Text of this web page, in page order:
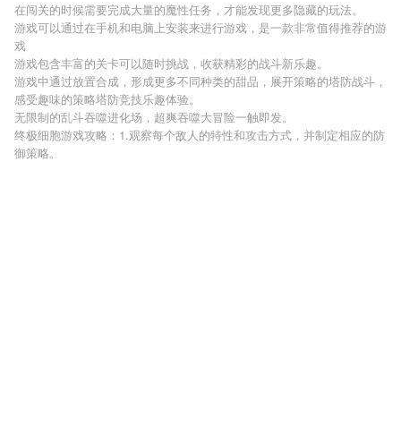
在闯关的时候需要完成大量的魔性任务，才能发现更多隐藏的玩法。
游戏可以通过在手机和电脑上安装来进行游戏，是一款非常值得推荐的游
戏
游戏包含丰富的关卡可以随时挑战，收获精彩的战斗新乐趣。
游戏中通过放置合成，形成更多不同种类的甜品，展开策略的塔防战斗，
感受趣味的策略塔防竞技乐趣体验。
无限制的乱斗吞噬进化场，超爽吞噬大冒险一触即发。
终极细胞游戏攻略：1.观察每个敌人的特性和攻击方式，并制定相应的防
御策略。